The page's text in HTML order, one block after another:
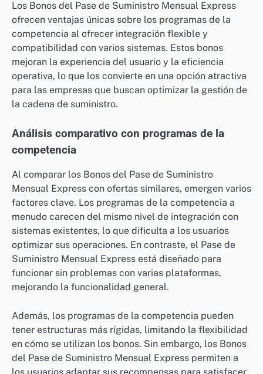
Los Bonos del Pase de Suministro Mensual Express
ofrecen ventajas únicas sobre los programas de la
competencia al ofrecer integración flexible y
compatibilidad con varios sistemas. Estos bonos
mejoran la experiencia del usuario y la eficiencia
operativa, lo que los convierte en una opción atractiva
para las empresas que buscan optimizar la gestión de
la cadena de suministro.
Análisis comparativo con programas de la
competencia
Al comparar los Bonos del Pase de Suministro
Mensual Express con ofertas similares, emergen varios
factores clave. Los programas de la competencia a
menudo carecen del mismo nivel de integración con
sistemas existentes, lo que dificulta a los usuarios
optimizar sus operaciones. En contraste, el Pase de
Suministro Mensual Express está diseñado para
funcionar sin problemas con varias plataformas,
mejorando la funcionalidad general.
Además, los programas de la competencia pueden
tener estructuras más rígidas, limitando la flexibilidad
en cómo se utilizan los bonos. Sin embargo, los Bonos
del Pase de Suministro Mensual Express permiten a
los usuarios adaptar sus recompensas para satisfacer